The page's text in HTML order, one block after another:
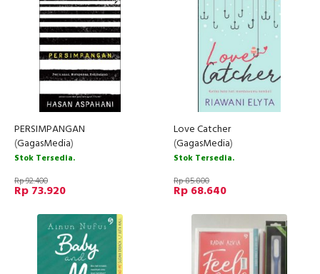
PERSIMPANGAN
(GagasMedia)
Stok Tersedia.
Rp 92.400
Rp 73.920
Love Catcher
(GagasMedia)
Stok Tersedia.
Rp 85.800
Rp 68.640